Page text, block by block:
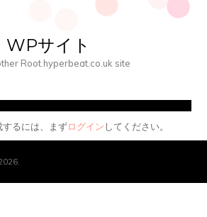
WPサイト
Root.hyperbeat.co.uk site
るには、まずログインしてください。